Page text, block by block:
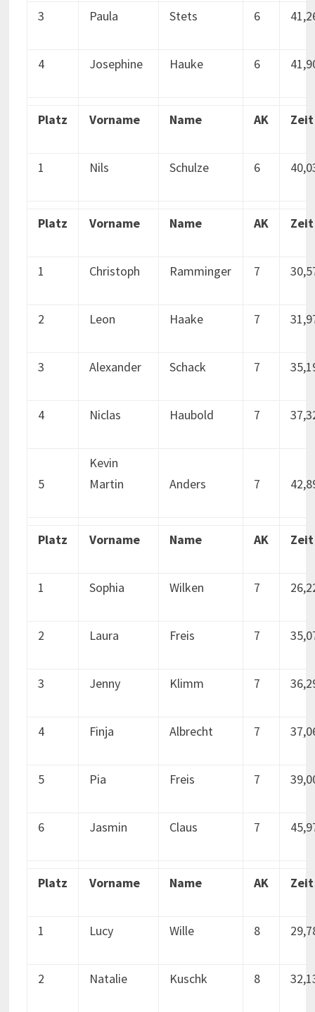
3 Paula Stets 6
4 Josephine Hauke 6
Platz Vorname Name AK Zeit
1 Nils Schulze 6
Platz Vorname Name AK Zeit
1 Christoph Ramminger 7
2 Leon Haake 7
3 Alexander Schack 7
4 Niclas Haubold 7
5
Kevin
Martin
Anders 7
Platz Vorname Name AK Zeit
1 Sophia Wilken 7
2 Laura Freis 7
3 Jenny Klimm 7
4 Finja Albrecht 7
5 Pia Freis 7
6 Jasmin Claus 7
Platz Vorname Name AK Zeit
1 Lucy Wille 8
2 Natalie Kuschk 8